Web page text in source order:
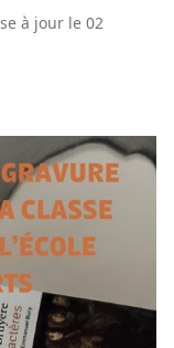
à jour le 02